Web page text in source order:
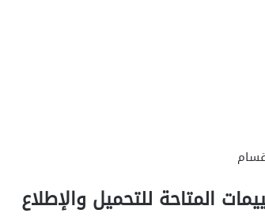
المتاحة للتحميل والإطلاع